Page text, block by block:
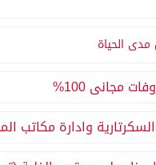
الحياة
مجانى 100%
وادارة مكاتب